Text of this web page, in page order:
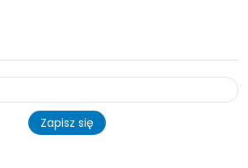
Zapisz się